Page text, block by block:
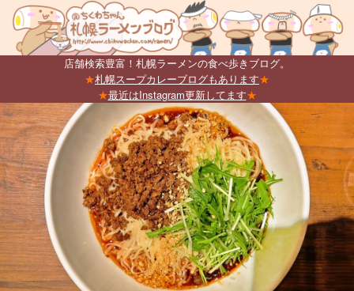
店舗検索豊富！札幌ラーメンの食べ歩きブログ。
★札幌スープカレーブログもあります★
★最近はInstagram更新してます★